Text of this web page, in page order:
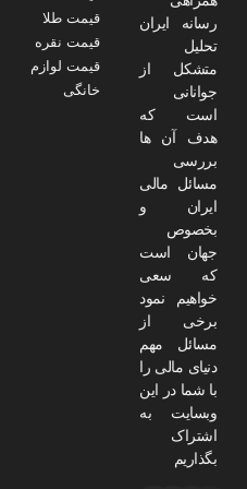
رسانه ایران
تحلیل
متشکل از
جوانانی
است که
هدف آن ها
بررسی
مسائل مالی
ایران و
بخصوص
جهان است
که سعی
خواهیم نمود
برخی از
مسائل مهم
دنیای مالی را
با شما در این
وبسایت به
اشتراک
بگذاریم
قیمت طلا
قیمت نقره
قیمت لوازم
خانگی